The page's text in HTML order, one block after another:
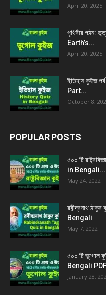
April 20, 2025
পৃথিবীর গঠন:
Earth’s...
April 20, 2025
ইতিহাস কুইজ
Part...
October 8,
POPULAR POSTS
৫০০ টি
in Bengali...
May 24, 2022
রবীন্দ্রনাথ
Bengali
May 7, 2022
৫০০ টি
Bengali PDF
January 28,